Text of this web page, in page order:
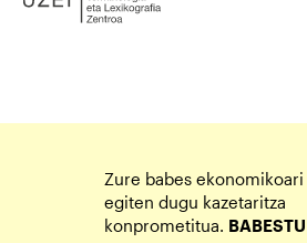
Zure babes ekonomikoari
egiten dugu kazetaritza
konprometitua.